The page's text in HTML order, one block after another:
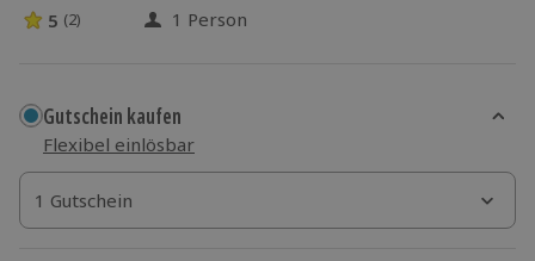
5 Sterne von 5 aus 2 Bewertungen
5 (2) 1 Person
Gutschein kaufen
Flexibel einlösbar
1 Gutschein
1 Gutschein
1 Gutschein